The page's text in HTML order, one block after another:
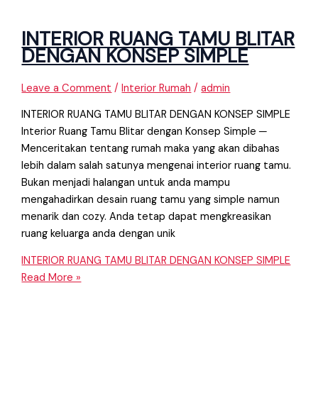
INTERIOR RUANG TAMU BLITAR
DENGAN KONSEP SIMPLE
Leave a Comment /Interior Rumah /admin
INTERIOR RUANG TAMU BLITAR DENGAN KONSEP SIMPLE
Interior Ruang Tamu Blitar dengan Konsep Simple ─
Menceritakan tentang rumah maka yang akan dibahas
lebih dalam salah satunya mengenai interior ruang tamu.
Bukan menjadi halangan untuk anda mampu
mengahadirkan desain ruang tamu yang simple namun
menarik dan cozy. Anda tetap dapat mengkreasikan
ruang keluarga anda dengan unik
INTERIOR RUANG TAMU BLITAR DENGAN KONSEP SIMPLE
Read More »